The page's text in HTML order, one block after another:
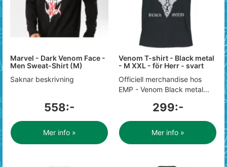
Marvel - Dark Venom Face -
Men Sweat-Shirt (M)
Saknar beskrivning
558:-
Mer info »
Venom T-shirt - Black metal
- M XXL - för Herr - svart
Officiell merchandise hos
EMP - Venom Black metal...
299:-
Mer info »